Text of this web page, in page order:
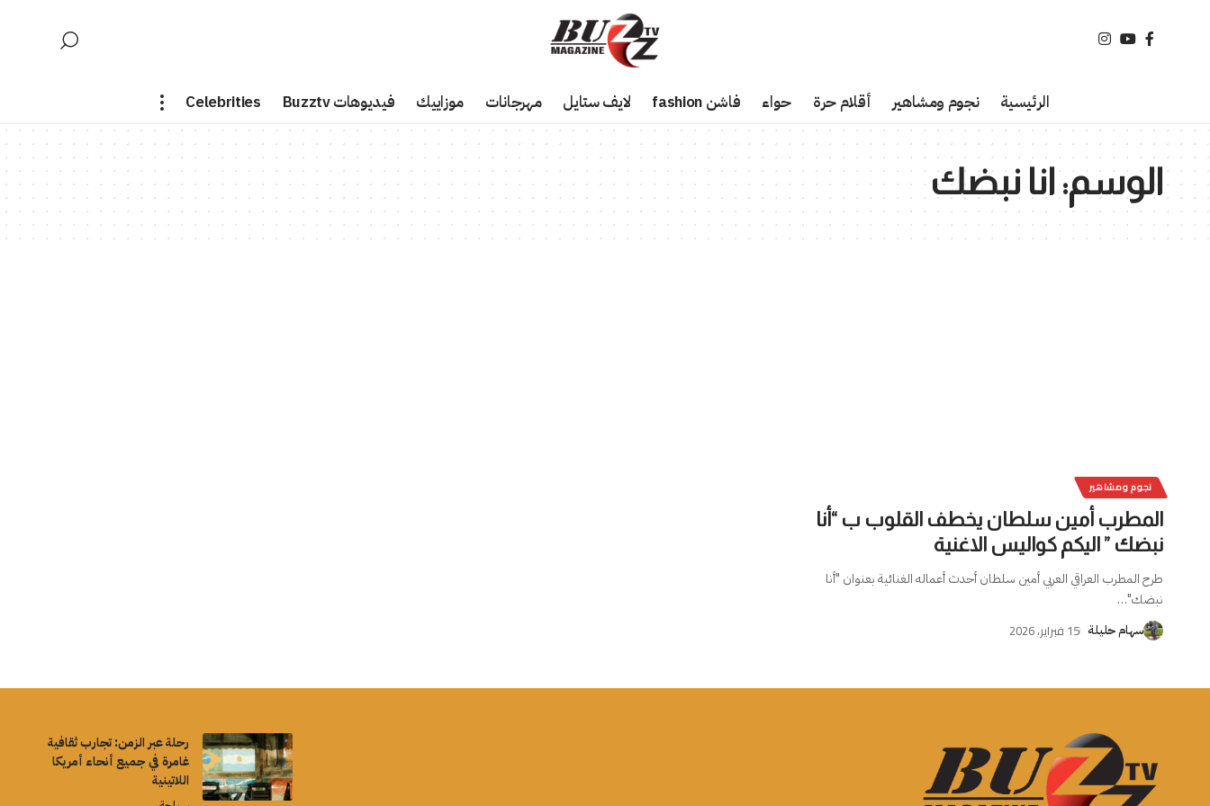
الرئيسية نجوم ومشاهير أقلام حرة حواء فاشن fashion لايف ستايل مهرجانات موزاييك فيديوهات Buzztv Celebrities
الوسم: انا نبضك
نجوم ومشاهير
المطرب أمين سلطان يخطف القلوب ب “أنا
نبضك ” اليكم كواليس الاغنية
طرح المطرب العراقي العربي أمين سلطان أحدث أعماله الغنائية بعنوان "أنا
نبضك"…
سهام حليلة 15 فبراير، 2026
رحلة عبر الزمن: تجارب ثقافية
غامرة في جميع أنحاء أمريكا
اللاتينية